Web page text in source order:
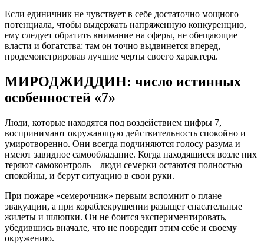
Если единичник не чувствует в себе достаточно мощного
потенциала, чтобы выдержать напряженную конкуренцию,
ему следует обратить внимание на сферы, не обещающие
власти и богатства: там он точно выдвинется вперед,
продемонстрировав лучшие черты своего характера.
МИРОДЖИДДИН: число истинных
особенностей «7»
Люди, которые находятся под воздействием цифры 7,
воспринимают окружающую действительность спокойно и
умиротворенно. Они всегда подчиняются голосу разума и
имеют завидное самообладание. Когда находящиеся возле них
теряют самоконтроль – люди семерки остаются полностью
спокойны, и берут ситуацию в свои руки.
При пожаре «семерочник» первым вспомнит о плане
эвакуации, а при кораблекрушении разыщет спасательные
жилеты и шлюпки. Он не боится экспериментировать,
убедившись вначале, что не повредит этим себе и своему
окружению.